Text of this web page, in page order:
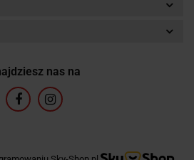
nas na